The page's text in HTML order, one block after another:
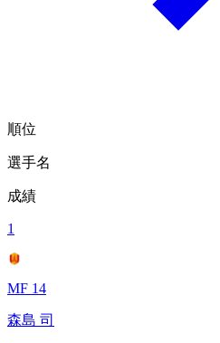
順位
選手名
成績
1
MF 14
森島 司